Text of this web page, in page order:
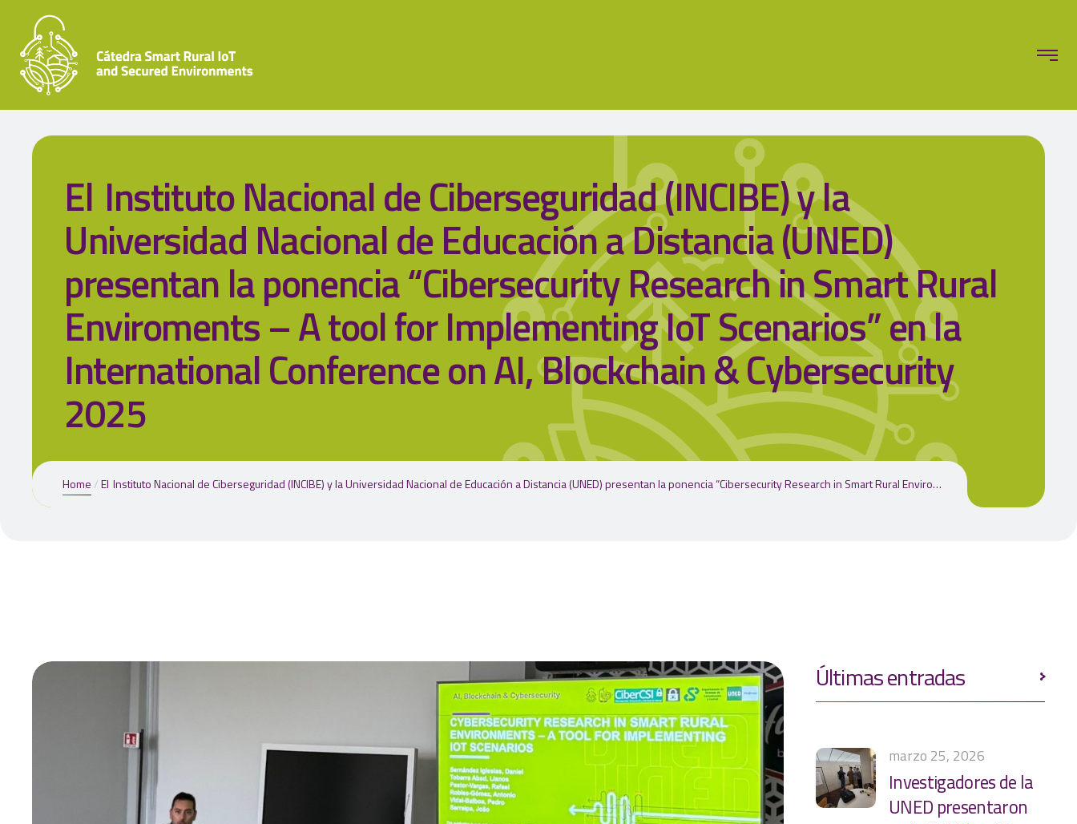
El Instituto Nacional de Ciberseguridad (INCIBE) y la
Universidad Nacional de Educación a Distancia (UNED)
presentan la ponencia “Cibersecurity Research in Smart Rural
Enviroments – A tool for Implementing IoT Scenarios” en la
International Conference on AI, Blockchain & Cybersecurity
2025
Home El Instituto Nacional de Ciberseguridad (INCIBE) y la Universidad Nacional de Educación a Distancia (UNED) presentan la ponencia “Cibersecurity Research in Smart Rural Enviroments – A tool for Implementing IoT Scenarios” en la International Conference on AI, Blockchain & Cybersecurity 2025
Últimas entradas
Investigadores de la
UNED presentaron
marzo 25, 2026